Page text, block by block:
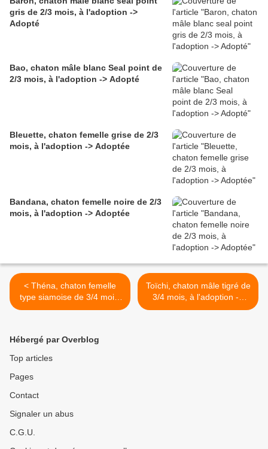
gris de 2/3 mois, à l'adoption ->
Adopté
Bao, chaton mâle blanc Seal point de
2/3 mois, à l'adoption -> Adopté
Bleuette, chaton femelle grise de 2/3
mois, à l'adoption -> Adoptée
Bandana, chaton femelle noire de 2/3
mois, à l'adoption -> Adoptée
< Théna, chaton femelle
type siamoise de 3/4 mois,
à l'adoption -> adoptée
Toïchi, chaton mâle tigré de
3/4 mois, à l'adoption ->
adopté >
Hébergé par Overblog
Top articles
Pages
Contact
Signaler un abus
C.G.U.